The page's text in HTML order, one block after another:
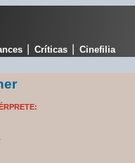
Críticas Cinefilia